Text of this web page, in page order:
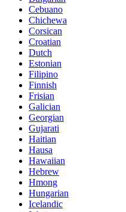
Cebuano
Chichewa
Corsican
Croatian
Dutch
Estonian
Filipino
Finnish
Frisian
Galician
Georgian
Gujarati
Haitian
Hausa
Hawaiian
Hebrew
Hmong
Hungarian
Icelandic